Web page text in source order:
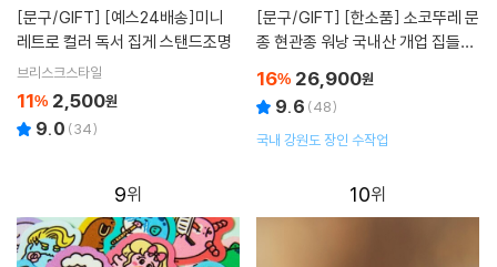
[문구/GIFT]
레트로 컬러 독서 집게 스탠드조명
브리스크스타일
11% 2,500원
9.0 (34)
[문구/GIFT]
종 현관종 워낭 국내산 개업 집들이
16% 26,900원
9.6 (48)
국내 강원도 장인 수작업
9 10